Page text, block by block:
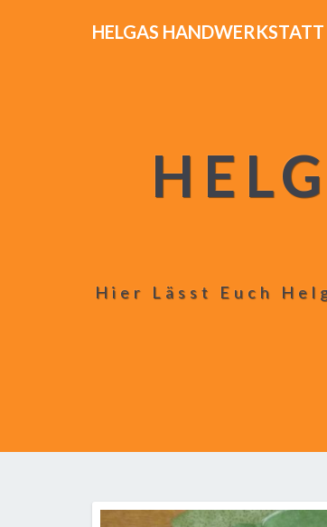
HELGAS HANDWERKSTATT
Hier Lässt Euch